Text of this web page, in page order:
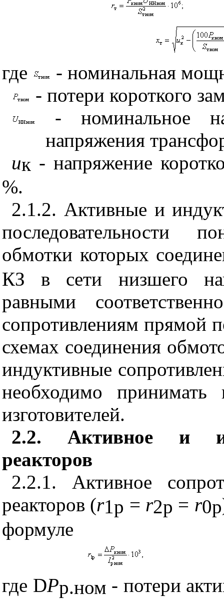
где
- номинальная
- потери короткого
- номинальное
напряжения
ик - напряжение
%.
2.1.2. Активные и
последовательности
обмотки которых
КЗ в сети низшего
равными
сопротивлениям прямой
схемах соединения
индуктивные
необходимо принимать
изготовителей.
2.2. Активное и
реакторов
2.2.1. Активное
реакторов (r1p = r2p = r0p
формуле
где DРр.ном - потери